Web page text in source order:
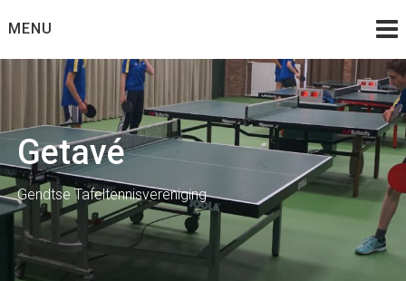
toMENU
Getavé
Gendtse Tafeltennisvereniging